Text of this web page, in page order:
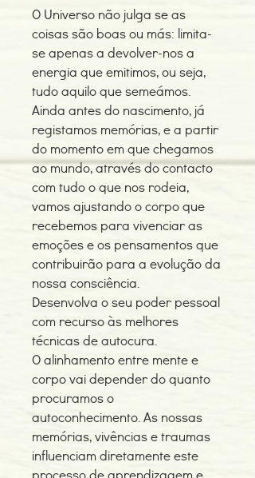
O Universo não julga se as
coisas são boas ou más: limita-
se apenas a devolver-nos a
energia que emitimos, ou seja,
tudo aquilo que semeámos.
Ainda antes do nascimento, já
registamos memórias, e a partir
do momento em que chegamos
ao mundo, através do contacto
com tudo o que nos rodeia,
vamos ajustando o corpo que
recebemos para vivenciar as
emoções e os pensamentos que
contribuirão para a evolução da
nossa consciência.
Desenvolva o seu poder pessoal
com recurso às melhores
técnicas de autocura.
O alinhamento entre mente e
corpo vai depender do quanto
procuramos o
autoconhecimento. As nossas
memórias, vivências e traumas
influenciam diretamente este